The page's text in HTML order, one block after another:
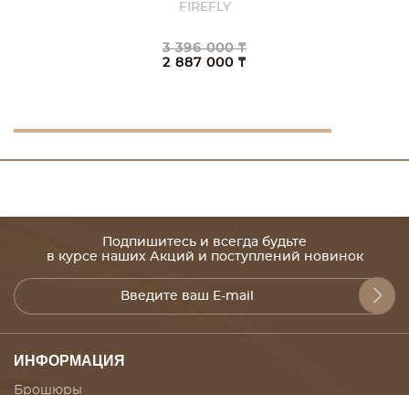
FIREFLY
3 396 000 ₸
2 887 000 ₸
Подпишитесь и всегда будьте
в курсе наших Акций и поступлений новинок
ИНФОРМАЦИЯ
Брошюры